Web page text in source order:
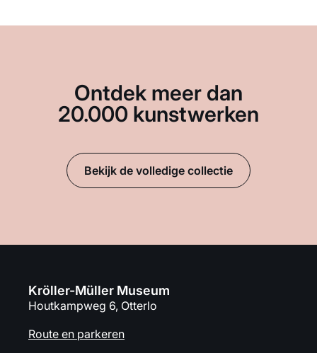
Ontdek meer dan
20.000 kunstwerken
Bekijk de volledige collectie
Kröller-Müller Museum
Houtkampweg 6, Otterlo
Route en parkeren